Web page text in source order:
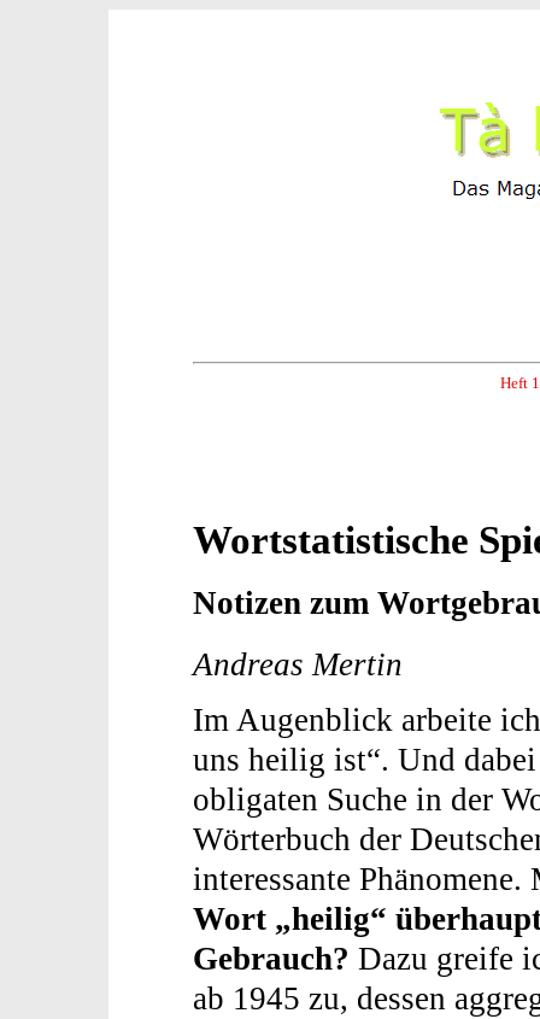
Heft
Wortstatistische
Notizen zum
Andreas Mertin
Im Augenblick arbeite
uns heilig ist“. Und
obligaten Suche in der
Wörterbuch der
interessante
Wort „heilig“
Gebrauch? Dazu greife
ab 1945 zu, dessen